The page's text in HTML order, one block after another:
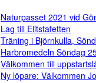
Naturpasset 2021 vid
Lag till Elitstafetten
Träning i Björnkulla,
Harbromedeln Söndag
Välkommen till
Ny löpare: Välkommen